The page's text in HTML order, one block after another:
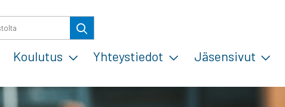
Koulutus Yhteystiedot Jäsensivut